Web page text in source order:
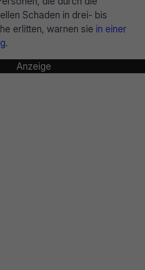
Schaden in drei- bis
erlitten, warnen sie in einer
.